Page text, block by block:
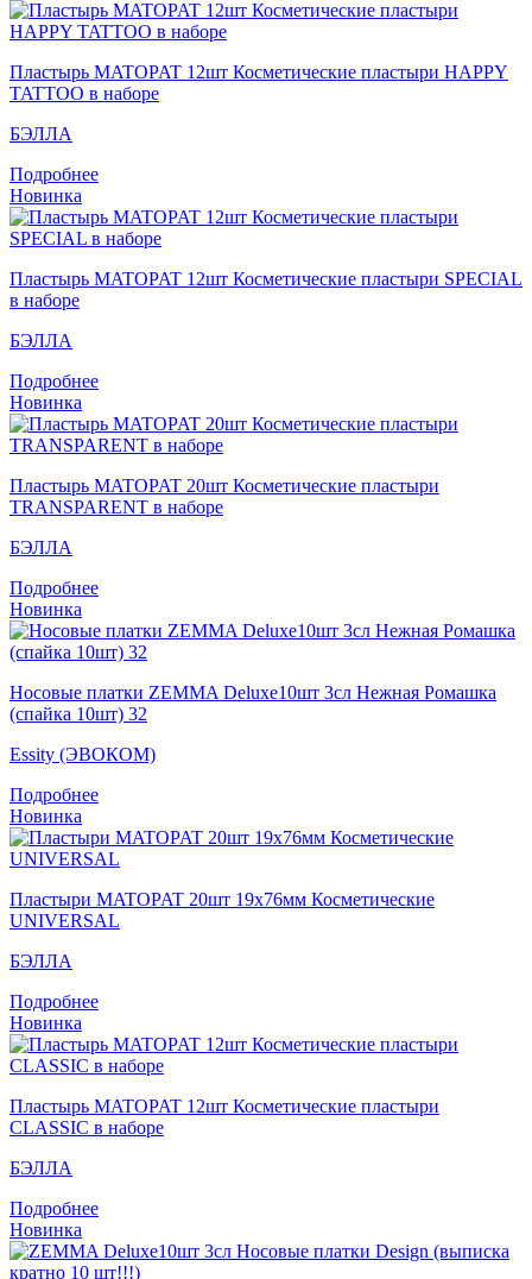
Пластырь MATOPAT 12шт Косметические пластыри HAPPY
TATTOO в наборе
БЭЛЛА
Подробнее
Новинка
Пластырь MATOPAT 12шт Косметические пластыри SPECIAL
в наборе
БЭЛЛА
Подробнее
Новинка
Пластырь MATOPAT 20шт Косметические пластыри
TRANSPARENT в наборе
БЭЛЛА
Подробнее
Новинка
Носовые платки ZEMMA Deluxe10шт 3сл Нежная Ромашка
(спайка 10шт) 32
Essity (ЭВОКОМ)
Подробнее
Новинка
Пластыри MATOPAT 20шт 19x76мм Косметические
UNIVERSAL
БЭЛЛА
Подробнее
Новинка
Пластырь MATOPAT 12шт Косметические пластыри
CLASSIC в наборе
БЭЛЛА
Подробнее
Новинка